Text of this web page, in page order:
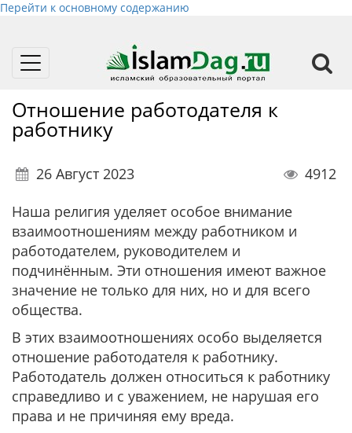
Перейти к основному содержанию
Toggle
Отношение работодателя к
работнику
26 Август 2023
4912
Наша религия уделяет особое внимание
взаимоотношениям между работником и
работодателем, руководителем и
подчинённым. Эти отношения имеют важное
значение не только для них, но и для всего
общества.
В этих взаимоотношениях особо выделяется
отношение работодателя к работнику.
Работодатель должен относиться к работнику
справедливо и с уважением, не нарушая его
права и не причиняя ему вреда.